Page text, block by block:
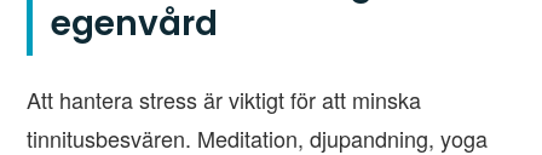
egenvård
Att hantera stress är viktigt för att minska
tinnitusbesvären. Meditation, djupandning, yoga